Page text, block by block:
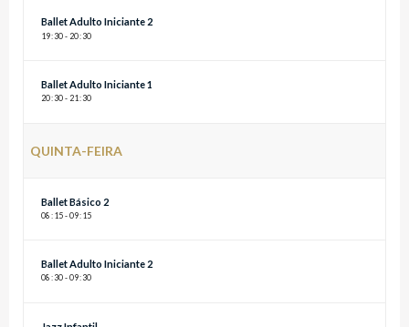
Ballet Adulto Iniciante 2
19:30 - 20:30
Ballet Adulto Iniciante 1
20:30 - 21:30
QUINTA-FEIRA
Ballet Básico 2
08:15 - 09:15
Ballet Adulto Iniciante 2
08:30 - 09:30